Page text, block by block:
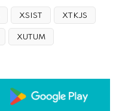
XSIST XTKJS
XUTUM